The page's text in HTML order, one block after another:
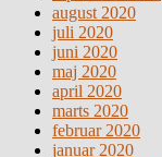
august 2020
juli 2020
juni 2020
maj 2020
april 2020
marts 2020
februar 2020
januar 2020